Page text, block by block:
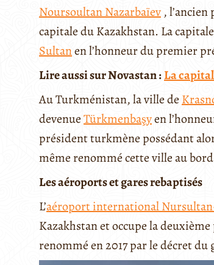
Noursoultan Nazarbaïev ,
capitale du Kazakhstan. La
Sultanen l’honneur du premier
Lire aussi sur Novastan :La
Au Turkménistan, la ville de
devenueTürkmenbaşyen
président turkmène possédant
même renommé cette ville au
Les aéroports et gares rebaptisés
L’aéroport international
Kazakhstan et occupe la
renommé en 2017 par le décret